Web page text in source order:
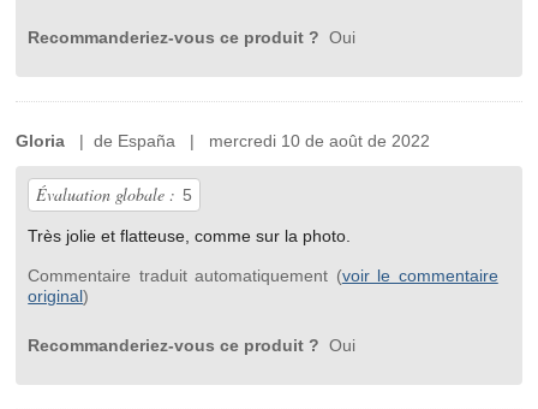
Recommanderiez-vous ce produit ? Oui
Gloria | de España | mercredi 10 de août de 2022
Évaluation globale : 5
Très jolie et flatteuse, comme sur la photo.
Commentaire traduit automatiquement (voir le commentaire
original)
Recommanderiez-vous ce produit ? Oui